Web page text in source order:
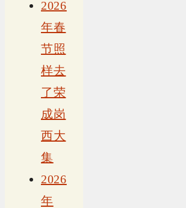
2026
年春
节照
样去
了荣
成岗
西大
集
2026
年